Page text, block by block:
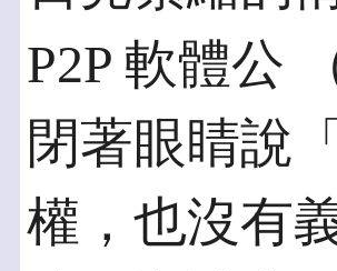
P2P 軟體公
閉著眼睛說
權，也沒有